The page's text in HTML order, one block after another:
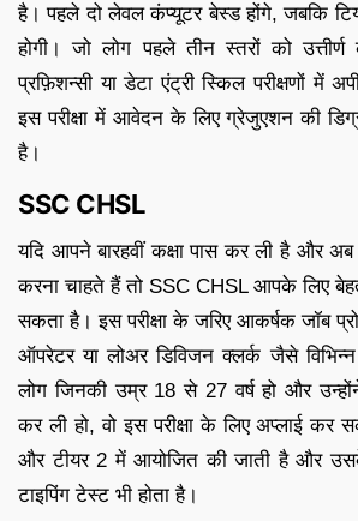
है। पहले दो लेवल कंप्यूटर बेस्ड होंगे, जबकि
होगी। जो लोग पहले तीन स्तरों को
प्रफ़िशन्सी या डेटा एंट्री स्किल परीक्षणों में
इस परीक्षा में आवेदन के लिए ग्रेजुएशन की
है।
SSC CHSL
यदि आपने बारहवीं कक्षा पास कर ली है और अब
करना चाहते हैं तो SSC CHSL आपके लिए
सकता है। इस परीक्षा के जरिए आकर्षक जॉब
ऑपरेटर या लोअर डिविजन क्लर्क जैसे
लोग जिनकी उम्र 18 से 27 वर्ष हो और उन्होंने
कर ली हो, वो इस परीक्षा के लिए अप्लाई कर
और टीयर 2 में आयोजित की जाती है और
टाइपिंग टेस्ट भी होता है।